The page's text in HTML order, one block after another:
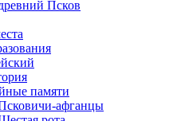
Псков
памяти
афганцы